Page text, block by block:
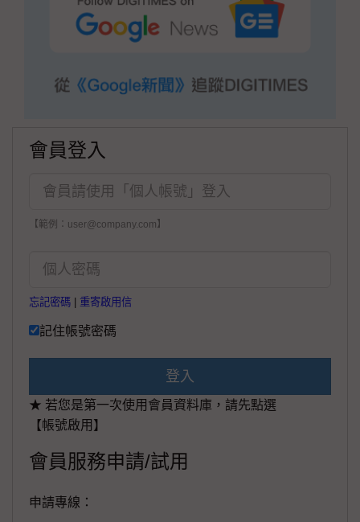
會員登入
【範例：user@company.com】
忘記密碼 重寄啟用信
記住帳號密碼
登入
★ 若您是第一次使用會員資料庫，請先點選
【帳號啟用】
會員服務申請/試用
申請專線：